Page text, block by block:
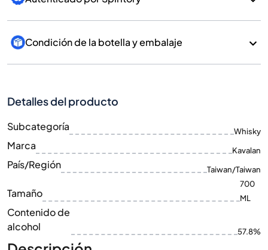
Condición de la botella y embalaje
Detalles del producto
Subcategoría Whisky
Marca Kavalan
País/Región Taiwan/Taiwan
Tamaño
700
ML
Contenido de
alcohol
57.8%